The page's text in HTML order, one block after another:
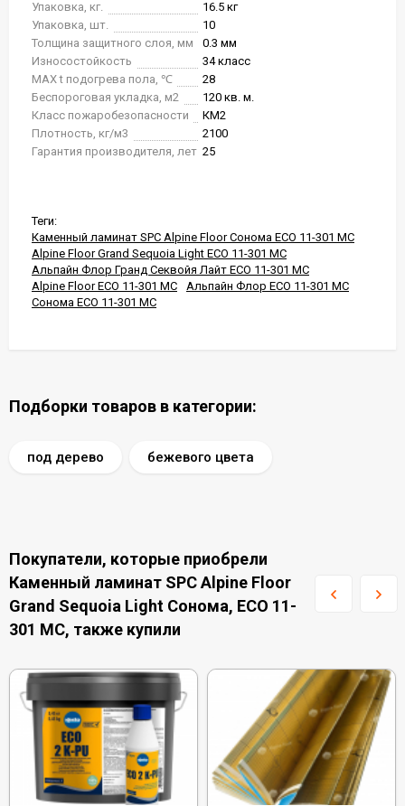
Упаковка, кг.
16.5 кг
Упаковка, шт.
10
Толщина защитного слоя, мм
0.3 мм
Износостойкость
34 класс
MAX t подогрева пола, ℃
28
Беспороговая укладка, м2
120 кв. м.
Класс пожаробезопасности
КМ2
Плотность, кг/м3
2100
Гарантия производителя, лет 25
Теги:
Каменный ламинат SPC Alpine Floor Сонома ECO 11-301 MC
Alpine Floor Grand Sequoia Light ECO 11-301 MC
Альпайн Флор Гранд Секвойя Лайт ECO 11-301 MC
Alpine Floor ECO 11-301 MC
Альпайн Флор ECO 11-301 MC
Сонома ECO 11-301 MC
Подборки товаров в категории:
под дерево бежевого цвета
Покупатели, которые приобрели
Каменный ламинат SPC Alpine Floor
Grand Sequoia Light Сонома, ECO 11-
301 MC, также купили